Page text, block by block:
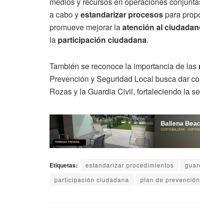
a cabo yestandarizar procesospara
promueve mejorar laatención al
la participación ciudadana.
También se reconoce la importancia de las
Prevención y Seguridad Local busca dar
Rozas y la Guardia Civil, fortaleciendo la
Etiquetas: estandarizar procedimientos
participación ciudadana
plan de